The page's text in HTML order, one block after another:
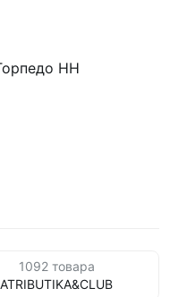
НН
1092 товара
ATRIBUTIKA&CLUB